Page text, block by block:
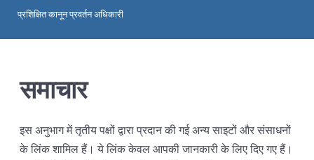
प्रशिक्षित कानून प्रवर्तन अधिकारी
समाचार
इस अनुभाग में तृतीय पक्षों द्वारा प्रदान की गई अन्य साइटों और संसाधनों
के लिंक शामिल हैं। ये लिंक केवल आपकी जानकारी के लिए दिए गए हैं।